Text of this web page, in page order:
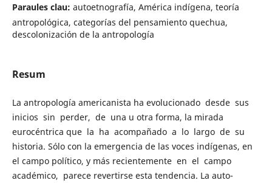
Paraules clau: autoetnografía, América indígena, teoría
antropológica, categorías del pensamiento quechua,
descolonización de la antropología
Resum
La antropología americanista ha evolucionado desde sus
inicios sin perder, de una u otra forma, la mirada
eurocéntrica que la ha acompañado a lo largo de su
historia. Sólo con la emergencia de las voces indígenas, en
el campo político, y más recientemente en el campo
académico, parece revertirse esta tendencia. La auto-